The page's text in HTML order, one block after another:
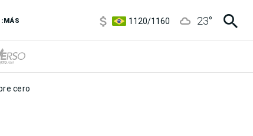
:MÁS
1120/1160
23°
cero